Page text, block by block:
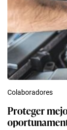
Colaboradores
Proteger